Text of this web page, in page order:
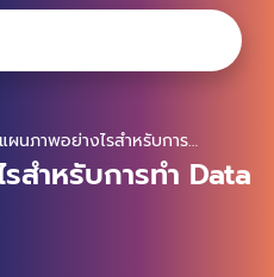
เลือกแผนภาพอย่างไรสำหรับการทำ Data Visualization
สำหรับการทำ Data